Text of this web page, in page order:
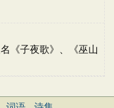
《子夜歌》、《巫山